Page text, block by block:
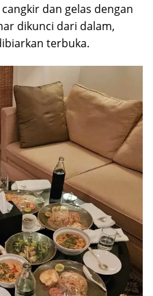
dan gelas dengan
dikunci dari dalam,
terbuka.